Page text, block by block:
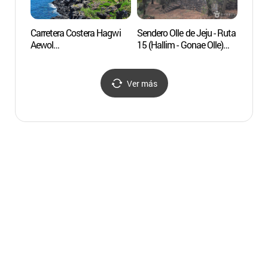
Carretera Costera Hagwi
Aewol
Sendero Olle de Jeju - Ruta
15 (Hallim - Gonae Olle)
고내 올레)
Ver más